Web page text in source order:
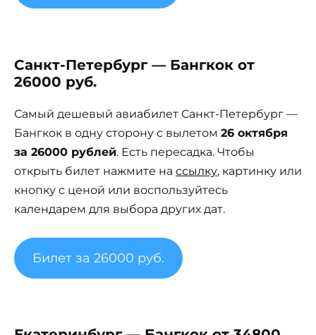
Санкт-Петербург — Бангкок от
26000 руб.
Самый дешевый авиабилет Санкт-Петербург —
Бангкок в одну сторону с вылетом 26 октября
за 26000 рублей. Есть пересадка. Чтобы
открыть билет нажмите на ссылку, картинку или
кнопку с ценой или воспользуйтесь
календарем для выбора других дат.
Билет за 26000 руб.